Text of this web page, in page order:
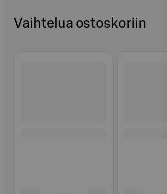
Vaihtelua ostoskoriin